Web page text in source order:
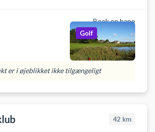
Book en bane
Golf
er i øjeblikket ikke tilgængeligt
42 km